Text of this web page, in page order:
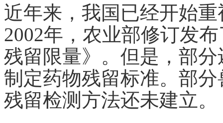
近年来，我国已经开始
2002年，农业部修订发
残留限量》。但是，部
制定药物残留标准。部
残留检测方法还未建立。